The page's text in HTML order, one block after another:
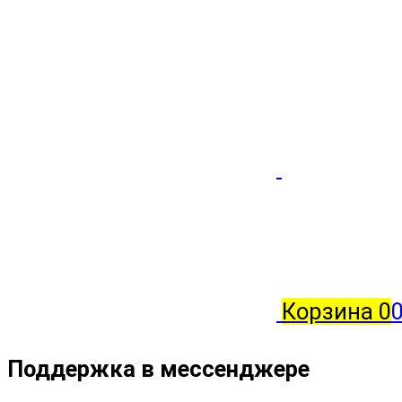
Корзина 0
Поддержка в мессенджере